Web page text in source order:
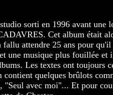
sorti en 1996 avant une
Cet album était
attendre 25 ans pour
une musique plus fouillée et
Les textes ont toujours
quelques brûlots
"Seul avec moi"... Et pour